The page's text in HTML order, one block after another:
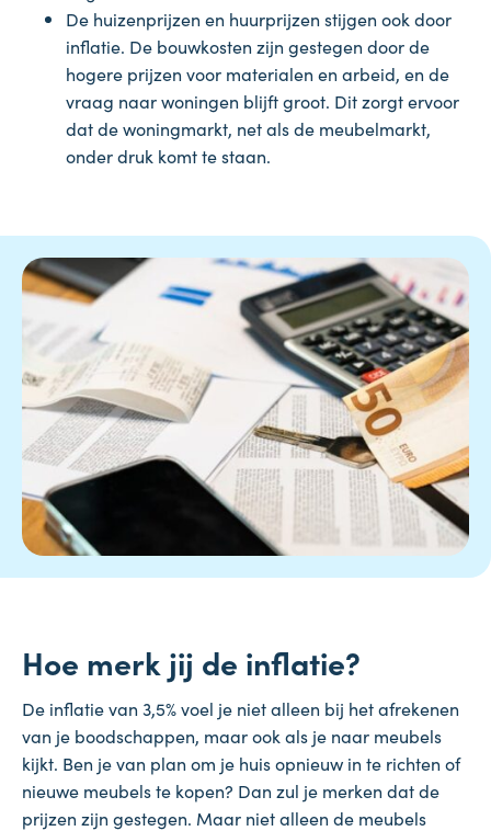
De huizenprijzen en huurprijzen stijgen ook door
inflatie. De bouwkosten zijn gestegen door de
hogere prijzen voor materialen en arbeid, en de
vraag naar woningen blijft groot. Dit zorgt ervoor
dat de woningmarkt, net als de meubelmarkt,
onder druk komt te staan.
Hoe merk jij de inflatie?
De inflatie van 3,5% voel je niet alleen bij het afrekenen
van je boodschappen, maar ook als je naar meubels
kijkt. Ben je van plan om je huis opnieuw in te richten of
nieuwe meubels te kopen? Dan zul je merken dat de
prijzen zijn gestegen. Maar niet alleen de meubels